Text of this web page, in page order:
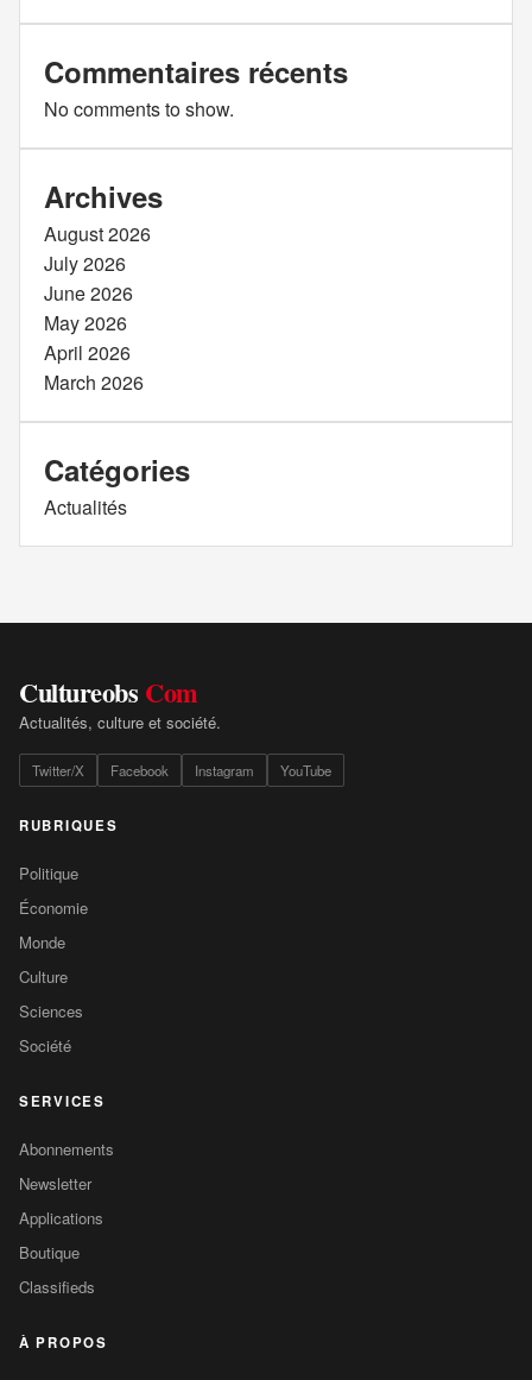
Commentaires récents
No comments to show.
Archives
August 2026
July 2026
June 2026
May 2026
April 2026
March 2026
Catégories
Actualités
Cultureobs Com
Actualités, culture et société.
Twitter/X Facebook Instagram YouTube
RUBRIQUES
Politique
Économie
Monde
Culture
Sciences
Société
SERVICES
Abonnements
Newsletter
Applications
Boutique
Classifieds
À PROPOS